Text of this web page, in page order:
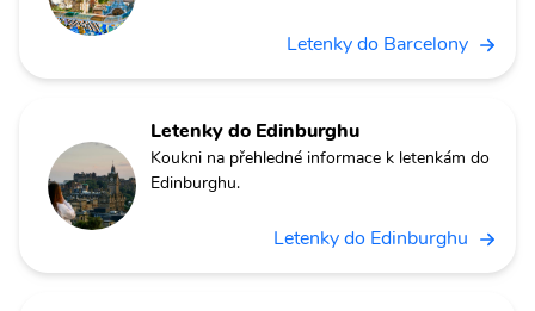
Letenky do Barcelony
Letenky do Edinburghu
Koukni na přehledné informace k letenkám do
Edinburghu.
Letenky do Edinburghu